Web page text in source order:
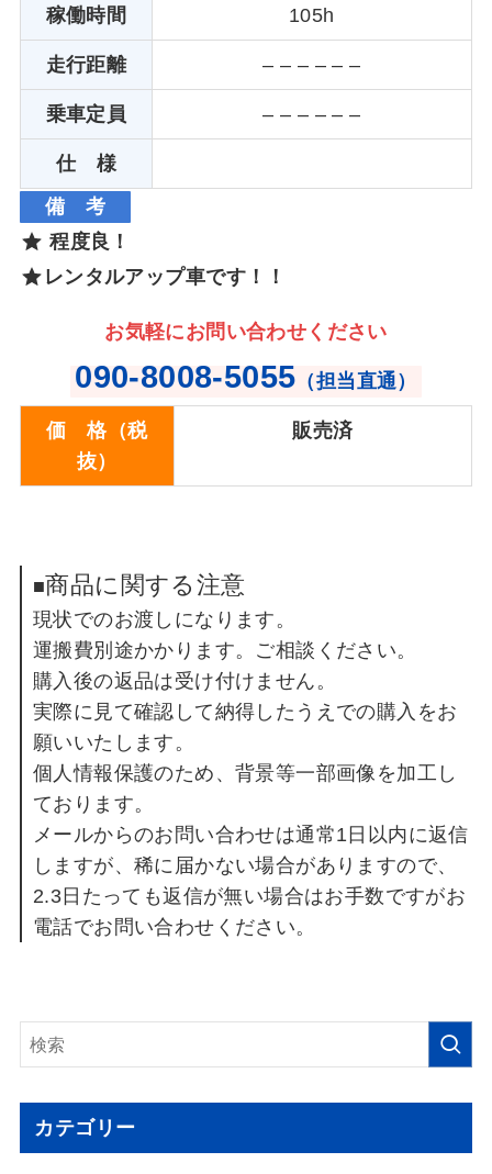
稼働時間 105h
走行距離 – – – – – –
乗車定員 – – – – – –
仕 様
備 考
程度良！
レンタルアップ車です！！
お気軽にお問い合わせください
090-8008-5055 （担当直通）
価 格（税
抜）
販売済
■商品に関する注意
現状でのお渡しになります。
運搬費別途かかります。ご相談ください。
購入後の返品は受け付けません。
実際に見て確認して納得したうえでの購入をお
願いいたします。
個人情報保護のため、背景等一部画像を加工し
ております。
メールからのお問い合わせは通常1日以内に返信
しますが、稀に届かない場合がありますので、
2.3日たっても返信が無い場合はお手数ですがお
電話でお問い合わせください。
カテゴリー